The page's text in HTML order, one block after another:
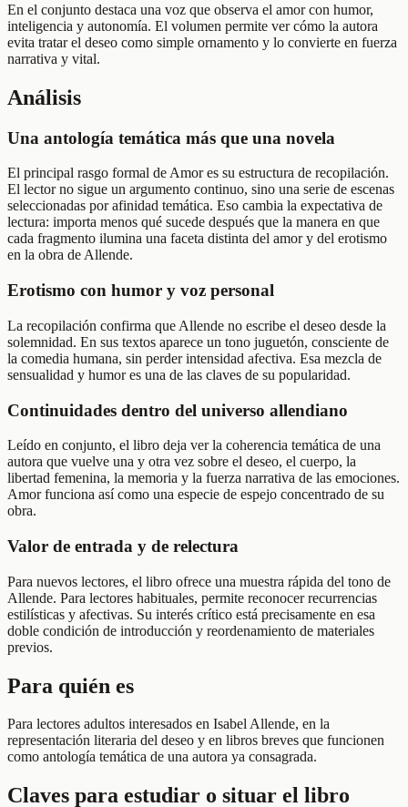
En el conjunto destaca una voz que observa el amor con humor,
inteligencia y autonomía. El volumen permite ver cómo la autora
evita tratar el deseo como simple ornamento y lo convierte en fuerza
narrativa y vital.
Análisis
Una antología temática más que una novela
El principal rasgo formal de Amor es su estructura de recopilación.
El lector no sigue un argumento continuo, sino una serie de escenas
seleccionadas por afinidad temática. Eso cambia la expectativa de
lectura: importa menos qué sucede después que la manera en que
cada fragmento ilumina una faceta distinta del amor y del erotismo
en la obra de Allende.
Erotismo con humor y voz personal
La recopilación confirma que Allende no escribe el deseo desde la
solemnidad. En sus textos aparece un tono juguetón, consciente de
la comedia humana, sin perder intensidad afectiva. Esa mezcla de
sensualidad y humor es una de las claves de su popularidad.
Continuidades dentro del universo allendiano
Leído en conjunto, el libro deja ver la coherencia temática de una
autora que vuelve una y otra vez sobre el deseo, el cuerpo, la
libertad femenina, la memoria y la fuerza narrativa de las emociones.
Amor funciona así como una especie de espejo concentrado de su
obra.
Valor de entrada y de relectura
Para nuevos lectores, el libro ofrece una muestra rápida del tono de
Allende. Para lectores habituales, permite reconocer recurrencias
estilísticas y afectivas. Su interés crítico está precisamente en esa
doble condición de introducción y reordenamiento de materiales
previos.
Para quién es
Para lectores adultos interesados en Isabel Allende, en la
representación literaria del deseo y en libros breves que funcionen
como antología temática de una autora ya consagrada.
Claves para estudiar o situar el libro